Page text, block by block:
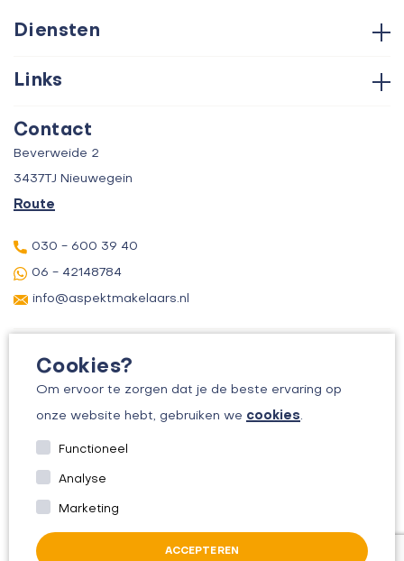
Cookies?
Om ervoor te zorgen dat je de beste ervaring op
onze website hebt, gebruiken we cookies.
Functioneel
Analyse
Marketing
ACCEPTEREN
Diensten
Aankoop
Taxatie
Verhuur
Links
Over ons
Contact
Beverweide 2
3437TJ Nieuwegein
Route
030 - 600 39 40
06 - 42148784
info@aspektmakelaars.nl